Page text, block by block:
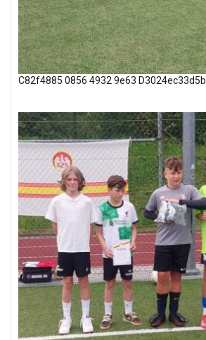
C82f4885 0856 4932 9e63 D3024ec33d5b